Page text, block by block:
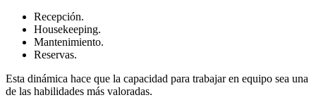
Recepción.
Housekeeping.
Mantenimiento.
Reservas.
Esta dinámica hace que la capacidad para trabajar en equipo sea una
de las habilidades más valoradas.